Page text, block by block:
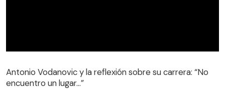
Antonio Vodanovic y la reflexión sobre su carrera: “No
encuentro un lugar…”